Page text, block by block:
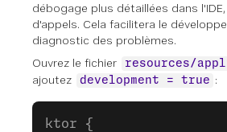
débogage plus détaillées dans
d'appels. Cela facilitera le
diagnostic des problèmes.
Ouvrez le fichier
resources/
ajoutez
development = true :
ktor {